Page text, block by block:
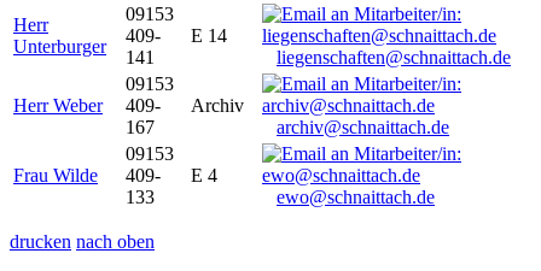
Herr
Unterburger
09153
409-
141
E 14
liegenschaften@schnaittach.de
Herr Weber
09153
409-
167
Archiv
archiv@schnaittach.de
Frau Wilde
09153
409-
133
E 4
ewo@schnaittach.de
drucken nach oben